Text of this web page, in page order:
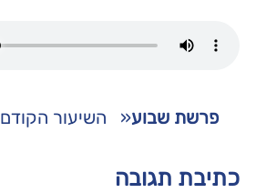
פרשת שבוע« השיעור הקודם
כתיבת תגובה